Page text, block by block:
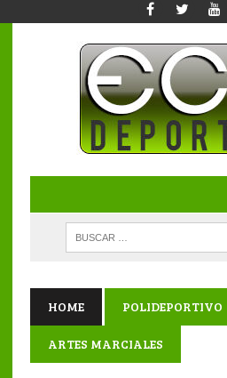
HOME POLIDEPORTIVO
ARTES MARCIALES